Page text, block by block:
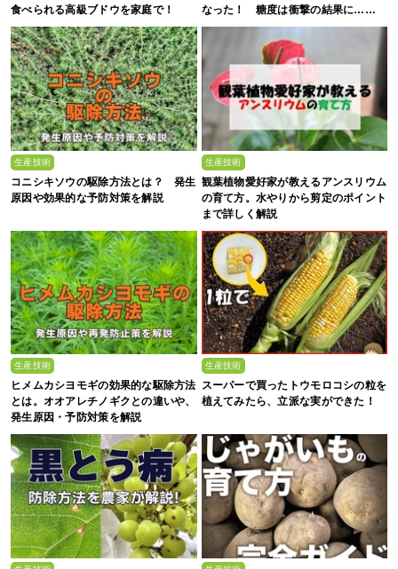
食べられる高級ブドウを家庭で！
なった！ 糖度は衝撃の結果に……
生産技術
コニシキソウの駆除方法とは？ 発生
原因や効果的な予防対策を解説
生産技術
観葉植物愛好家が教えるアンスリウム
の育て方。水やりから剪定のポイント
まで詳しく解説
生産技術
ヒメムカシヨモギの効果的な駆除方法
とは。オオアレチノギクとの違いや、
発生原因・予防対策を解説
生産技術
スーパーで買ったトウモロコシの粒を
植えてみたら、立派な実ができた！